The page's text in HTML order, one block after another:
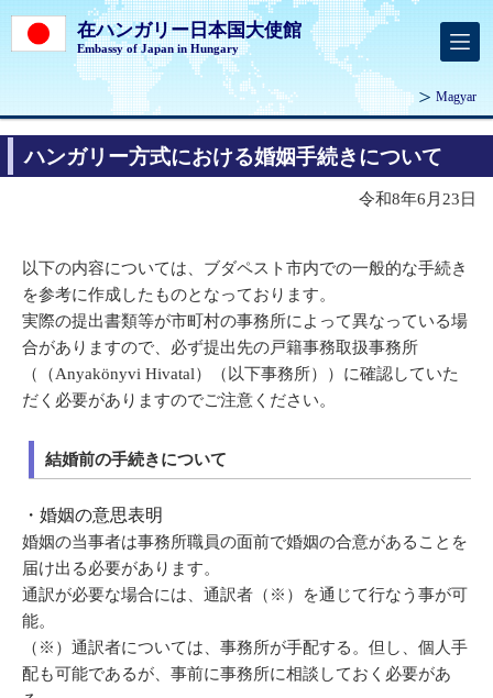
在ハンガリー日本国大使館
Embassy of Japan in Hungary
Magyar
ハンガリー方式における婚姻手続きについて
令和8年6月23日
以下の内容については、ブダペスト市内での一般的な手続き
を参考に作成したものとなっております。
実際の提出書類等が市町村の事務所によって異なっている場
合がありますので、必ず提出先の戸籍事務取扱事務所
（（Anyakönyvi Hivatal）（以下事務所））に確認していた
だく必要がありますのでご注意ください。
結婚前の手続きについて
・婚姻の意思表明
婚姻の当事者は事務所職員の面前で婚姻の合意があることを
届け出る必要があります。
通訳が必要な場合には、通訳者（※）を通じて行なう事が可
能。
（※）通訳者については、事務所が手配する。但し、個人手
配も可能であるが、事前に事務所に相談しておく必要があ